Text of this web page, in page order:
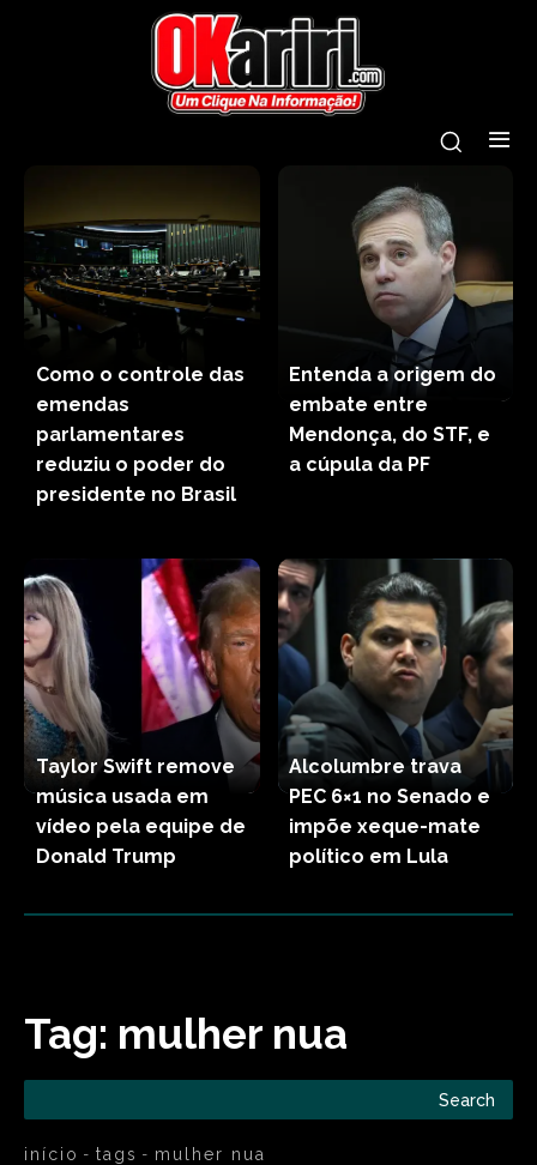
Como o controle das
emendas
parlamentares
reduziu o poder do
presidente no Brasil
Entenda a origem do
embate entre
Mendonça, do STF, e
a cúpula da PF
Taylor Swift remove
música usada em
vídeo pela equipe de
Donald Trump
Alcolumbre trava
PEC 6×1 no Senado e
impõe xeque-mate
político em Lula
Tag: mulher nua
Search
início tags mulher nua